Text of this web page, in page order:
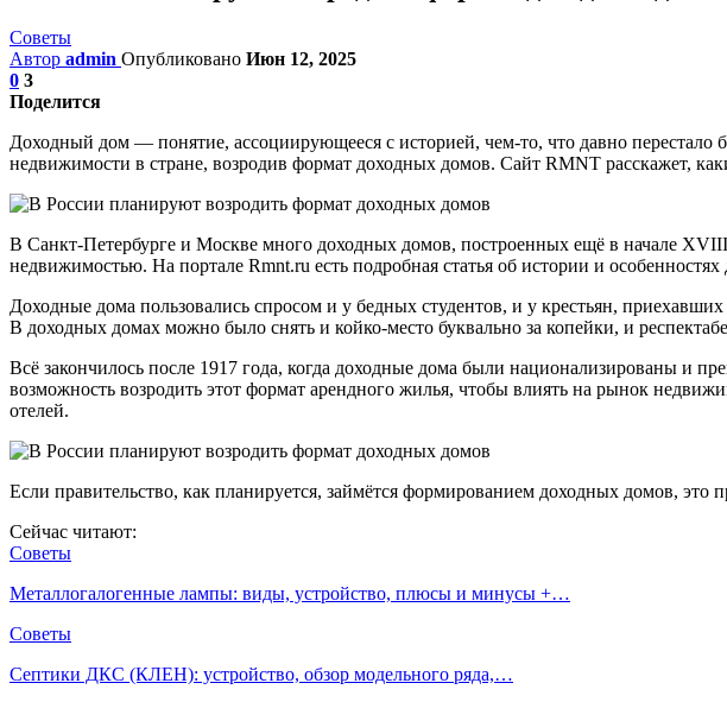
Советы
Автор admin Опубликовано Июн 12, 2025
0 3
Поделится
Доходный дом — понятие, ассоциирующееся с историей, чем-то, что давно
недвижимости в стране, возродив формат доходных домов. Сайт RMNT расскажет,
В Санкт-Петербурге и Москве много доходных домов, построенных ещё в начале
недвижимостью. На портале Rmnt.ru есть подробная статья об истории и
Доходные дома пользовались спросом и у бедных студентов, и у крестьян,
В доходных домах можно было снять и койко-место буквально за копейки, и
Всё закончилось после 1917 года, когда доходные дома были национализированы и
возможность возродить этот формат арендного жилья, чтобы влиять на рынок
отелей.
Если правительство, как планируется, займётся формированием доходных домов, это
Сейчас читают:
Советы
Металлогалогенные лампы: виды, устройство, плюсы и минусы +…
Советы
Септики ДКС (КЛЕН): устройство, обзор модельного ряда,…